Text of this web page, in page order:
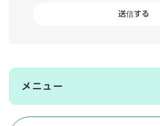
メニュー